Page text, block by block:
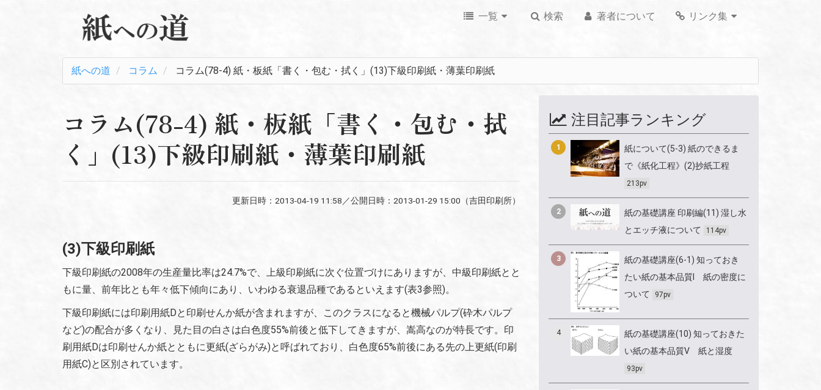
一覧 検索 著者について リンク集
紙への道 コラム コラム(78-4) 紙・板紙「書く・包む・拭く」(13)下級印刷紙・薄葉印刷紙
コラム(78-4) 紙・板紙「書く・包む・拭
く」(13)下級印刷紙・薄葉印刷紙
更新日時： 2013-04-19 11:58 ／公開日時： 2013-01-29 15:00 （吉田印刷所）
(3)下級印刷紙
下級印刷紙の2008年の生産量比率は24.7%で、上級印刷紙に次ぐ位置づけにありますが、中級印刷紙とと
もに量、前年比とも年々低下傾向にあり、いわゆる衰退品種であるといえます(表3参照)。
下級印刷紙には印刷用紙Dと印刷せんか紙が含まれますが、このクラスになると機械パルプ(砕木パルプ
など)の配合が多くなり、見た目の白さは白色度55%前後と低下してきますが、嵩高なのが特長です。印
刷用紙Dは印刷せんか紙とともに更紙(ざらがみ)と呼ばれており、白色度65%前後にある先の上更紙(印刷
用紙C)と区別されています。
注目記事ランキング
1
紙について(5-3) 紙のできるま
で《紙化工程》(2)抄紙工程
213pv
2
紙の基礎講座 印刷編(11) 湿し水
とエッチ液について
114pv
3
紙の基礎講座(6-1) 知っておき
たい紙の基本品質Ⅰ 紙の密度に
ついて
97pv
4
紙の基礎講座(10) 知っておきた
い紙の基本品質Ⅴ 紙と湿度
93pv